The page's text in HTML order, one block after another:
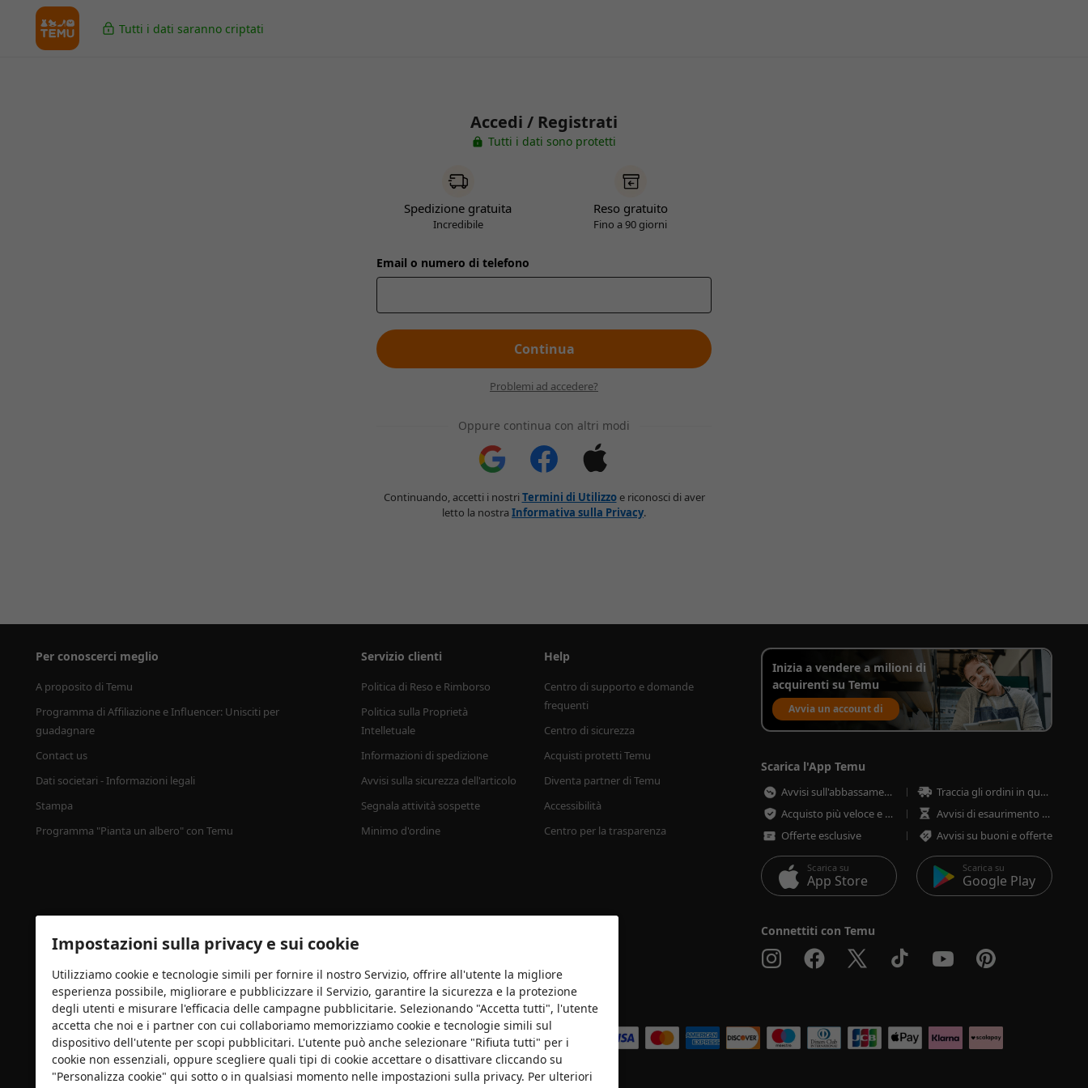
Tutti i dati saranno criptati
Accedi / Registrati
Tutti i dati sono protetti
Spedizione gratuita
Incredibile
Reso gratuito
Fino a 90 giorni
Email o numero di telefono
Continua
Problemi ad accedere?
Oppure continua con altri modi
Continuando, accetti i nostri Termini di Utilizzoe riconosci di aver
letto la nostra Informativa sulla Privacy.
Per conoscerci meglio
A proposito di Temu
Programma di Affiliazione e Influencer: Unisciti per
guadagnare
Contact us
Dati societari - Informazioni legali
Stampa
Programma "Pianta un albero" con Temu
Servizio clienti
Politica di Reso e Rimborso
Politica sulla Proprietà
Intelletuale
Informazioni di spedizione
Avvisi sulla sicurezza dell'articolo
Segnala attività sospette
Minimo d'ordine
Help
Centro di supporto e domande
frequenti
Centro di sicurezza
Acquisti protetti Temu
Diventa partner di Temu
Accessibilità
Centro per la trasparenza
Inizia a vendere a milioni di
acquirenti su Temu
Avvia un account di
vendita
Scarica l'App Temu
Avvisi sull'abbassamento dei prezzi
Traccia gli ordini in qualsiasi momento
Acquisto più veloce e sicuro
Avvisi di esaurimento scorte
Offerte esclusive
Avvisi su buoni e offerte
Scarica su
App Store
Scarica su
Google Play
Connettiti con Temu
Certificazione di sicurezza Accettiamo
Impostazioni sulla privacy e sui cookie
Utilizziamo cookie e tecnologie simili per fornire il nostro Servizio, offrire all'utente la migliore
esperienza possibile, migliorare e pubblicizzare il Servizio, garantire la sicurezza e la protezione
degli utenti e misurare l'efficacia delle campagne pubblicitarie. Selezionando "Accetta tutti", l'utente
accetta che noi e i partner con cui collaboriamo memorizziamo cookie e tecnologie simili sul
dispositivo dell'utente per scopi pubblicitari. L'utente può anche selezionare "Rifiuta tutti" per i
cookie non essenziali, oppure scegliere quali tipi di cookie accettare o disattivare cliccando su
"Personalizza cookie" qui sotto o in qualsiasi momento nelle impostazioni sulla privacy. Per ulteriori